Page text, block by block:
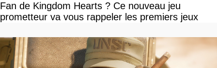
Fan de Kingdom Hearts ? Ce nouveau jeu
prometteur va vous rappeler les premiers jeux